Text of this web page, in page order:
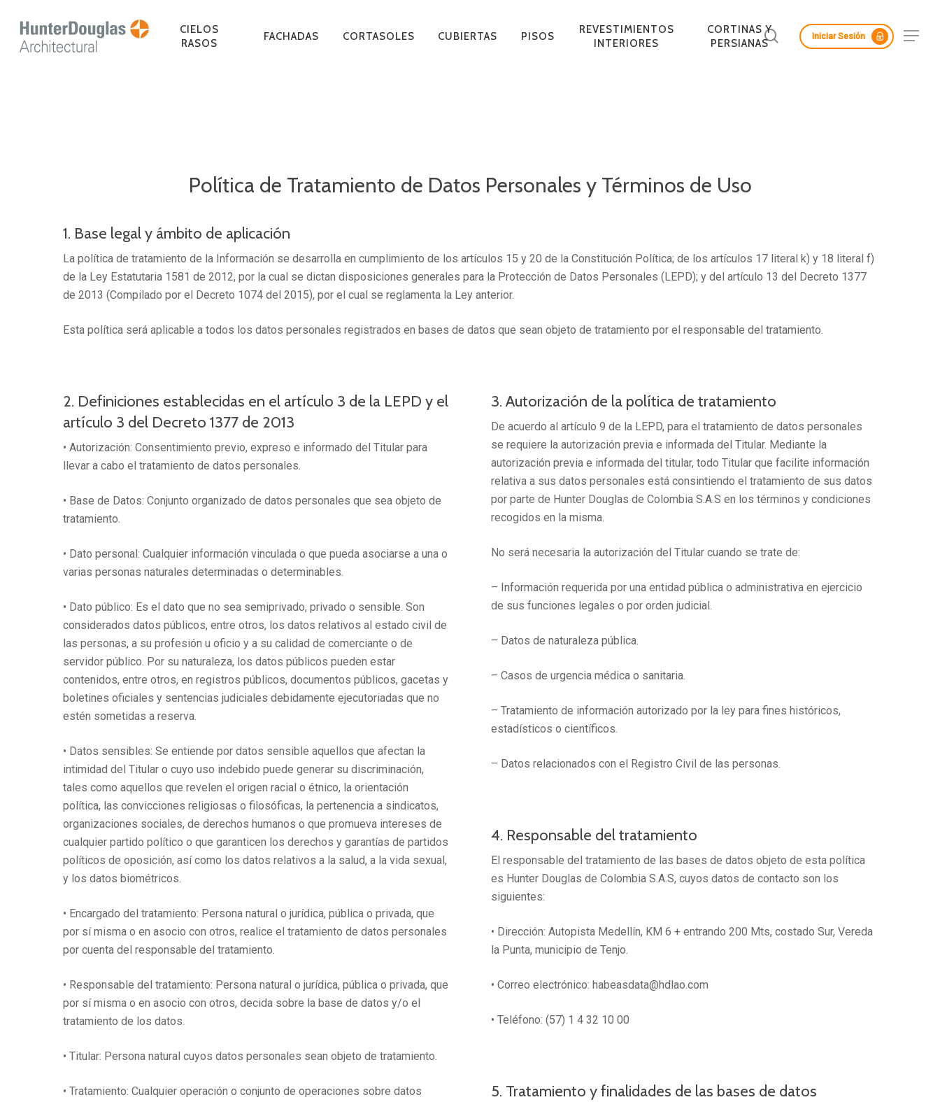
main
CIELOS
RASOS
CIELOS RASOS NATIVOS
FACHADAS
FACHADA DE MADERA
CORTASOLES
CORTASOLES
CUBIERTAS PISOS
REVESTIMIENTOS
INTERIORES
CORTINAS Y
PERSIANAS
buscarIniciar Sesión Menu
Política de Tratamiento de Datos Personales y Términos de Uso
1. Base legal y ámbito de aplicación
La política de tratamiento de la Información se desarrolla en cumplimiento de los artículos 15 y 20 de la Constitución Política; de los artículos 17 literal k) y 18 literal f)
de la Ley Estatutaria 1581 de 2012, por la cual se dictan disposiciones generales para la Protección de Datos Personales (LEPD); y del artículo 13 del Decreto 1377
de 2013 (Compilado por el Decreto 1074 del 2015), por el cual se reglamenta la Ley anterior.
Esta política será aplicable a todos los datos personales registrados en bases de datos que sean objeto de tratamiento por el responsable del tratamiento.
2. Definiciones establecidas en el artículo 3 de la LEPD y el
artículo 3 del Decreto 1377 de 2013
• Autorización: Consentimiento previo, expreso e informado del Titular para
llevar a cabo el tratamiento de datos personales.
• Base de Datos: Conjunto organizado de datos personales que sea objeto de
tratamiento.
• Dato personal: Cualquier información vinculada o que pueda asociarse a una o
varias personas naturales determinadas o determinables.
• Dato público: Es el dato que no sea semiprivado, privado o sensible. Son
considerados datos públicos, entre otros, los datos relativos al estado civil de
las personas, a su profesión u oficio y a su calidad de comerciante o de
servidor público. Por su naturaleza, los datos públicos pueden estar
contenidos, entre otros, en registros públicos, documentos públicos, gacetas y
boletines oficiales y sentencias judiciales debidamente ejecutoriadas que no
estén sometidas a reserva.
• Datos sensibles: Se entiende por datos sensible aquellos que afectan la
intimidad del Titular o cuyo uso indebido puede generar su discriminación,
tales como aquellos que revelen el origen racial o étnico, la orientación
política, las convicciones religiosas o filosóficas, la pertenencia a sindicatos,
organizaciones sociales, de derechos humanos o que promueva intereses de
cualquier partido político o que garanticen los derechos y garantías de partidos
políticos de oposición, así como los datos relativos a la salud, a la vida sexual,
y los datos biométricos.
• Encargado del tratamiento: Persona natural o jurídica, pública o privada, que
por sí misma o en asocio con otros, realice el tratamiento de datos personales
por cuenta del responsable del tratamiento.
• Responsable del tratamiento: Persona natural o jurídica, pública o privada, que
por sí misma o en asocio con otros, decida sobre la base de datos y/o el
tratamiento de los datos.
• Titular: Persona natural cuyos datos personales sean objeto de tratamiento.
• Tratamiento: Cualquier operación o conjunto de operaciones sobre datos
3. Autorización de la política de tratamiento
De acuerdo al artículo 9 de la LEPD, para el tratamiento de datos personales
se requiere la autorización previa e informada del Titular. Mediante la
autorización previa e informada del titular, todo Titular que facilite información
relativa a sus datos personales está consintiendo el tratamiento de sus datos
por parte de Hunter Douglas de Colombia S.A.S en los términos y condiciones
recogidos en la misma.
No será necesaria la autorización del Titular cuando se trate de:
– Información requerida por una entidad pública o administrativa en ejercicio
de sus funciones legales o por orden judicial.
– Datos de naturaleza pública.
– Casos de urgencia médica o sanitaria.
– Tratamiento de información autorizado por la ley para fines históricos,
estadísticos o científicos.
– Datos relacionados con el Registro Civil de las personas.
4. Responsable del tratamiento
El responsable del tratamiento de las bases de datos objeto de esta política
es Hunter Douglas de Colombia S.A.S, cuyos datos de contacto son los
siguientes:
• Dirección: Autopista Medellín, KM 6 + entrando 200 Mts, costado Sur, Vereda
la Punta, municipio de Tenjo.
• Correo electrónico: habeasdata@hdlao.com
• Teléfono: (57) 1 4 32 10 00
5. Tratamiento y finalidades de las bases de datos